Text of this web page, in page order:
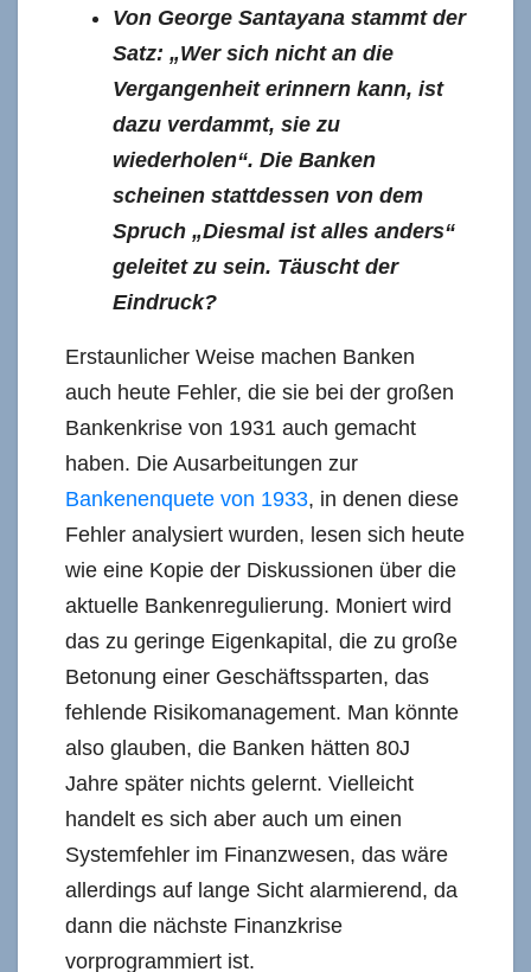
Von George Santayana stammt der
Satz: „Wer sich nicht an die
Vergangenheit erinnern kann, ist
dazu verdammt, sie zu
wiederholen“. Die Banken
scheinen stattdessen von dem
Spruch „Diesmal ist alles anders“
geleitet zu sein. Täuscht der
Eindruck?
Erstaunlicher Weise machen Banken
auch heute Fehler, die sie bei der großen
Bankenkrise von 1931 auch gemacht
haben. Die Ausarbeitungen zur
Bankenenquete von 1933, in denen diese
Fehler analysiert wurden, lesen sich heute
wie eine Kopie der Diskussionen über die
aktuelle Bankenregulierung. Moniert wird
das zu geringe Eigenkapital, die zu große
Betonung einer Geschäftssparten, das
fehlende Risikomanagement. Man könnte
also glauben, die Banken hätten 80J
Jahre später nichts gelernt. Vielleicht
handelt es sich aber auch um einen
Systemfehler im Finanzwesen, das wäre
allerdings auf lange Sicht alarmierend, da
dann die nächste Finanzkrise
vorprogrammiert ist.